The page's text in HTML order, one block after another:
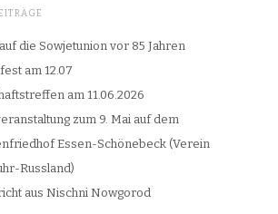
die Sowjetunion vor 85 Jahren
am 12.07
am 11.06.2026
zum 9. Mai auf dem
Essen-Schönebeck (Verein
Russland)
aus Nischni Nowgorod